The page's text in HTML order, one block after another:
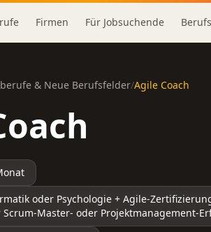
Firmen Für Jobsuchende
& Neue Berufsfelder/Agile Coach
oder Psychologie + Agile-
Master- oder Projektmanagement-